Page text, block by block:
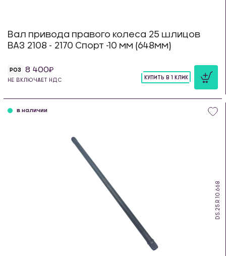
Вал привода правого колеса 25 шлицов
ВАЗ 2108 - 2170 Спорт -10 мм (648мм)
РОЗ 8 400
НЕ ВКЛЮЧАЕТ НДС
КУПИТЬ В 1 КЛИК
DS.25.R.10.668
в наличии